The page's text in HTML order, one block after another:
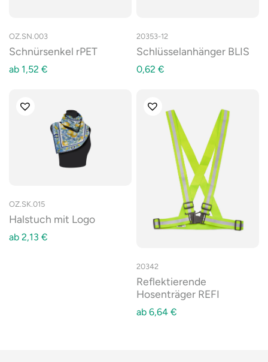
OZ.SN.003
Schnürsenkel rPET
ab 1,52 €
20353-12
Schlüsselanhänger BLIS
0,62 €
OZ.SK.015
Halstuch mit Logo
ab 2,13 €
20342
Reflektierende
Hosenträger REFI
ab 6,64 €